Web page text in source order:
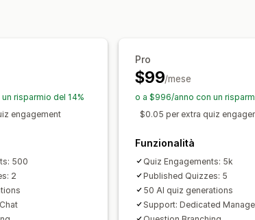
Performance delle raccomandazioni
risparmio del 14%
engagement
500
2
Pro
$99/mese
o a $996/anno con un
$0.05 per extra quiz
Funzionalità
Quiz Engagements: 5k
Published Quizzes: 5
50 AI quiz generations
Support: Dedicated